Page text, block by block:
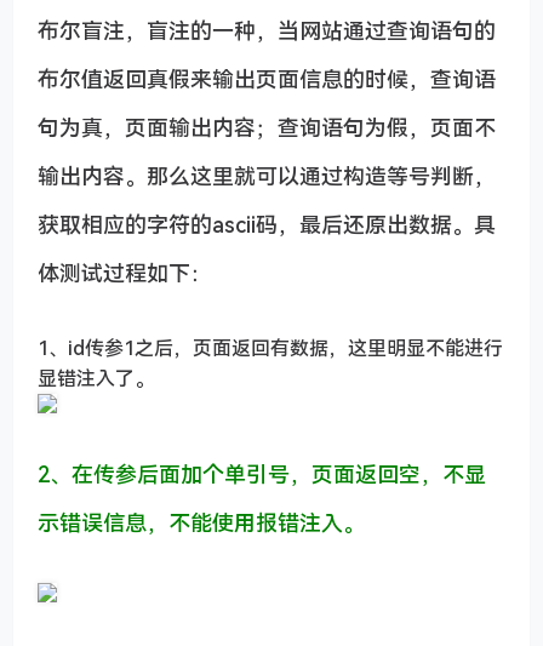
布尔盲注，盲注的一种，当网站通过查询语句的
布尔值返回真假来输出页面信息的时候，查询语
句为真，页面输出内容；查询语句为假，页面不
输出内容。那么这里就可以通过构造等号判断，
获取相应的字符的ascii码，最后还原出数据。具
体测试过程如下：
1、id传参1之后，页面返回有数据，这里明显不能进行
显错注入了。
2、在传参后面加个单引号，页面返回空，不显
示错误信息，不能使用报错注入。